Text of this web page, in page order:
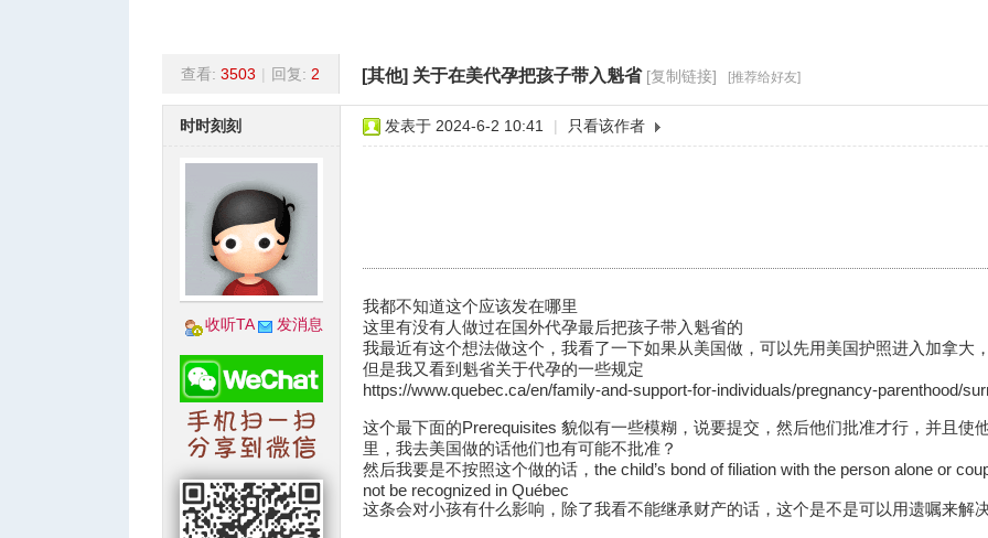
» › › ›
查看: 3503 | 回复: 2 [其他] 关于在美代孕把孩子带入魁省 [复制链接] [推荐给好友]
时时刻刻
收听TA 发消息
发表于 2024-6-2 10:41 | 只看该作者
我都不知道这个应该发在哪里
这里有没有人做过在国外代孕最后把孩子带入魁省的
我最近有这个想法做这个，我看了一下如果从美国做，可以先用美国护照进入加拿大
但是我又看到魁省关于代孕的一些规定
https://www.quebec.ca/en/family-and-support-for-individuals/pregnancy-parenthood/
这个最下面的Prerequisites 貌似有一些模糊，说要提交，然后他们批准才行，并且使
里，我去美国做的话他们也有可能不批准？
然后我要是不按照这个做的话，the child’s bond of filiation with the person alone or
not be recognized in Québec
这条会对小孩有什么影响，除了我看不能继承财产的话，这个是不是可以用遗嘱来解